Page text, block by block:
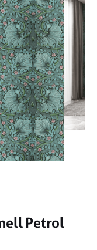
Petrol